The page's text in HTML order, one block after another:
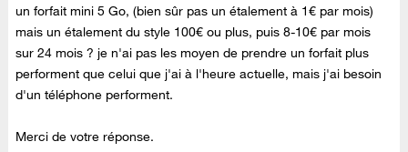
un forfait mini 5 Go, (bien sûr pas un étalement à 1€ par mois)
mais un étalement du style 100€ ou plus, puis 8-10€ par mois
sur 24 mois ? je n'ai pas les moyen de prendre un forfait plus
performent que celui que j'ai à l'heure actuelle, mais j'ai besoin
d'un téléphone performent.
Merci de votre réponse.